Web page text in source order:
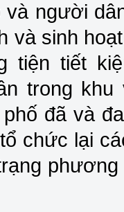
và người
và sinh
tiện tiết
trong
đã và
chức lại